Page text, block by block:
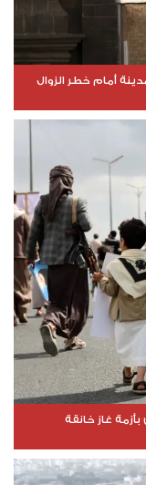
أمام خطر الزوال
بأزمة غاز خانقة